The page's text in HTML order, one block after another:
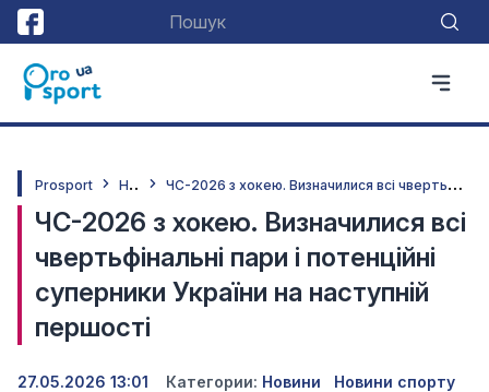
Prosport Н
овини Ч
С-2026 з хокею. Визначилися всі чвертьфінальні пари і потенційні суперники України на наступній першості
ЧС-2026 з хокею. Визначилися всі
чвертьфінальні пари і потенційні
суперники України на наступній
першості
27.05.2026 13:01 Категории: Новини Новини спорту